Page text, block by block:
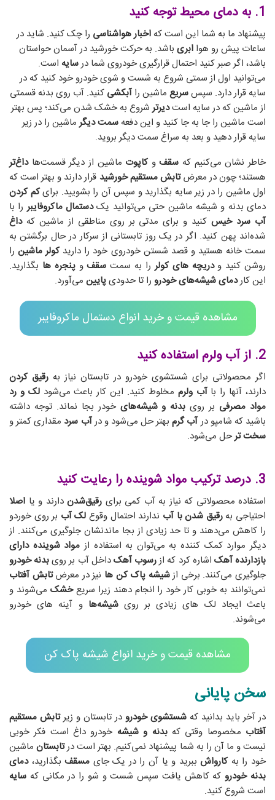
1. به دمای محیط توجه کنید
پیشنهاد ما به شما این است که اخبار هواشناسی را چک کنید. شاید در
ساعات پیش رو هوا ابری باشد. به حرکت خورشید در آسمان حواستان
باشد، اگر صبر کنید احتمال قرارگیری خودرو‌ی شما درسایه است.
می‌توانید اول از سمتی شروع به شست و شوی خودرو خود کنید که در
سایه قرار دارد. سپسسریع ماشین را آبکشی کنید. آب روی بدنه قسمتی
از ماشین که در سایه استدیرترشروع به خشک شدن می‌کند؛ پس بهتر
است ماشین را جا به جا کنید و این دفعه سمت دیگرماشین را در زیر
سایه قرار دهید و بعد به سراغ سمت دیگر بروید.
خاطر نشان می‌کنیم که سقفوکاپوت ماشین از دیگر قسمت‌ها داغ‌تر
هستند؛ چون در معرضتابش مستقیم خورشید قرار دارند و بهتر است که
اول ماشین را در زیر سایه بگذارید و سپس آن را بشویید. برایکم کردن
دمای بدنه و شیشه ماشین حتی می‌توانید یکدستمال ماکروفایبررا با
آب سرد خیسکنید و برای مدتی بر روی مناطقی از ماشین که داغ
شده‌اند پهن کنید. اگر در یک روز تابستانی از سرکار در حال برگشتن به
سمت خانه هستید و قصد شستن خودروی خود را داریدکولر ماشینرا
روشن کنید ودریچه های کولررا به سمتسقفوپنجره ها بگذارید.
این کاردمای شیشه‌های خودرو را تا حدودیپایین می‌آورد.
مشاهده قیمت و خرید انواع دستمال ماکروفایبر
2. از آب ولرم استفاده کنید
اگر محصولاتی برای شستشوی خودرو در تابستان نیاز به رقیق کردن
دارند، آنها را با آب ولرم مخلوط کنید. این کار باعث می‌شودلک و رد
مواد مصرفی بر روی بدنه و شیشه‌های خودر بجا نماند. توجه داشته
باشید که شامپو درآب گرمبهتر حل می‌شود و درآب سرد مقداری کمتر و
سخت ترحل می‌شود.
3. درصد ترکیب مواد شوینده را رعایت کنید
استفاده محصولاتی که نیاز به آب کمی برای رقیق‌شدن دارند و یا اصلا
احتیاجی بهرقیق شدن با آب ندارند احتمال وقوع لک آب بر روی خوردو
را کاهش می‌دهند و تا حد زیادی از بجا ماندنشان جلوگیری می‌کنند. از
دیگر موارد کمک کننده به می‌توان به استفاده از مواد شوینده دارای
بازدارنده آهک اشاره کرد که ازرسوب آهکداخل آب بر رویبدنه خودرو
جلوگیری می‌کنند. برخی ازشیشه پاک کن ها نیز در معرضتابش آفتاب
نمی‌توانند به خوبی کار خود را انجام دهند زیرا سریعخشک می‌شوند و
باعث ایجاد لک های زیادی بر رویشیشه‌ها و آینه های خودرو
می‌شوند.
مشاهده قیمت و خرید انواع شیشه پاک کن
سخن پایانی
در آخر باید بدانید که شستشوی خودرو در تابستان و زیرتابش مستقیم
آفتاب مخصوصا وقتی که بدنه و شیشه خودرو داغ است فکر خوبی
نیست و ما آن را به شما پیشنهاد نمی‌کنیم. بهتر است درتابستانماشین
خود را بهکارواش ببرید و یا آن را در یک جای مسقفبگذارید،دمای
بدنه خودروکه کاهش یافت سپس شست و شو را در مکانی که سایه
است شروع کنید.